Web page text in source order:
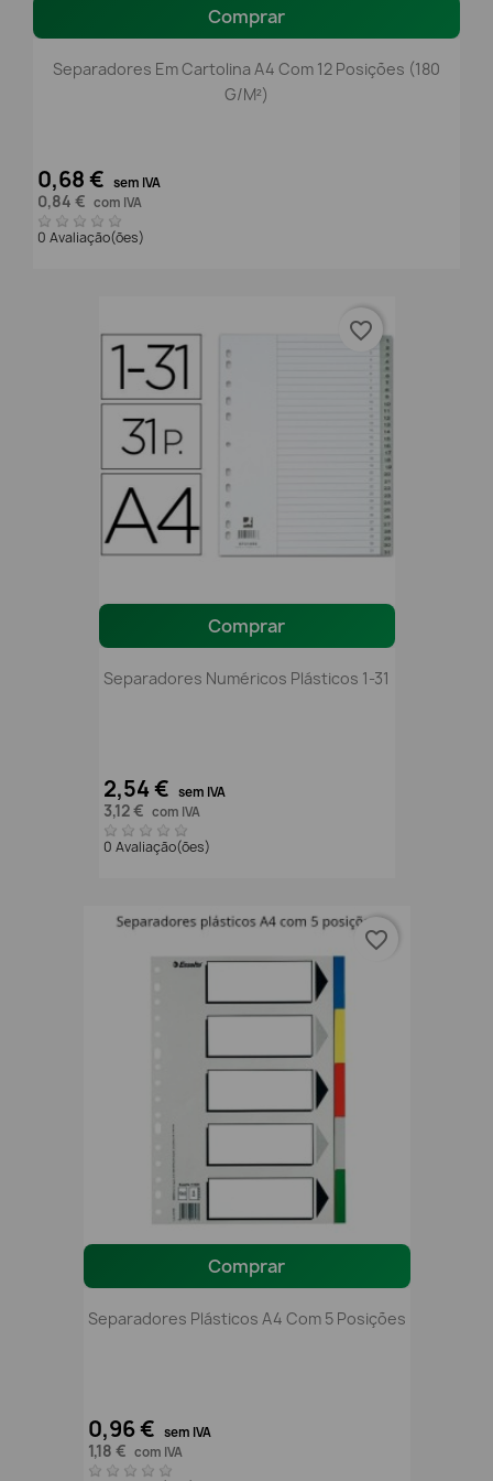
Comprar
Separadores Em Cartolina A4 Com 12 Posições (180
G/m²)
0,68 € sem IVA
0,84 € com IVA
0 Avaliação(ões)
Comprar
Separadores Numéricos Plásticos 1-31
2,54 € sem IVA
3,12 € com IVA
0 Avaliação(ões)
favorite_border
Comprar
Separadores Plásticos A4 Com 5 Posições
0,96 € sem IVA
1,18 € com IVA
favorite_border